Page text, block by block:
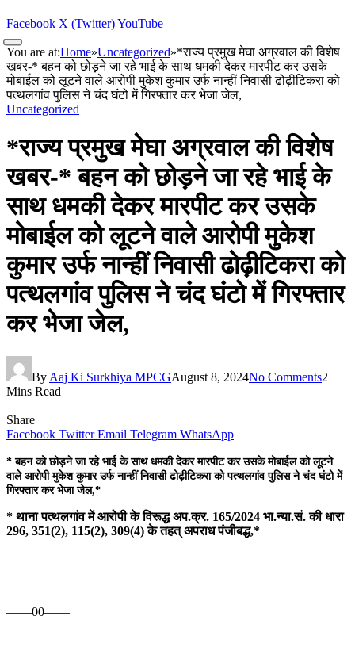
Facebook X (Twitter)YouTube
You are at:Home»Uncategorized»*राज्य प्रमुख मेघा अग्रवाल की विशेष
खबर-* बहन को छोड़ने जा रहे भाई के साथ धमकी देकर मारपीट कर उसके
मोबाईल को लूटने वाले आरोपी मुकेश कुमार उर्फ नान्हीं निवासी ढोढ़ीटिकरा को
पत्थलगांव पुलिस ने चंद घंटो में गिरफ्तार कर भेजा जेल,
Uncategorized
*राज्य प्रमुख मेघा अग्रवाल की विशेष
खबर-* बहन को छोड़ने जा रहे भाई के
साथ धमकी देकर मारपीट कर उसके
मोबाईल को लूटने वाले आरोपी मुकेश
कुमार उर्फ नान्हीं निवासी ढोढ़ीटिकरा को
पत्थलगांव पुलिस ने चंद घंटो में गिरफ्तार
कर भेजा जेल,
By Aaj Ki Surkhiya MPCGAugust 8, 2024No Comments2
Mins Read
Share
Facebook Twitter Email Telegram WhatsApp
* बहन को छोड़ने जा रहे भाई के साथ धमकी देकर मारपीट कर उसके मोबाईल को लूटने
वाले आरोपी मुकेश कुमार उर्फ नान्हीं निवासी ढोढ़ीटिकरा को पत्थलगांव पुलिस ने चंद घंटो में
गिरफ्तार कर भेजा जेल,*
* थाना पत्थलगांव में आरोपी के विरूद्ध अप.क्र. 165/2024 भा.न्या.सं. की धारा
296, 351(2), 115(2), 309(4) के तहत् अपराध पंजीबद्ध,*
——00——